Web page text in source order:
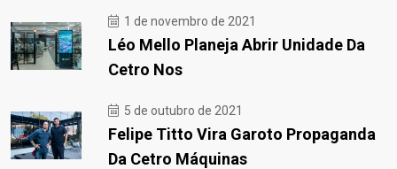
1 de novembro de 2021
Léo Mello Planeja Abrir Unidade Da
Cetro Nos
5 de outubro de 2021
Felipe Titto Vira Garoto Propaganda
Da Cetro Máquinas